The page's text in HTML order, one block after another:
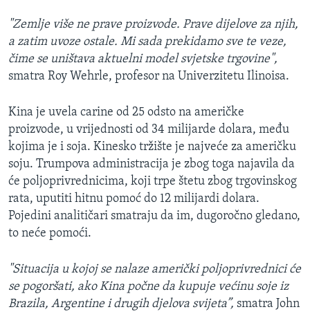
"Zemlje više ne prave proizvode. Prave dijelove za njih,
a zatim uvoze ostale. Mi sada prekidamo sve te veze,
čime se uništava aktuelni model svjetske trgovine",
smatra Roy Wehrle, profesor na Univerzitetu Ilinoisa.
Kina je uvela carine od 25 odsto na američke
proizvode, u vrijednosti od 34 milijarde dolara, među
kojima je i soja. Kinesko tržište je najveće za američku
soju. Trumpova administracija je zbog toga najavila da
će poljoprivrednicima, koji trpe štetu zbog trgovinskog
rata, uputiti hitnu pomoć do 12 milijardi dolara.
Pojedini analitičari smatraju da im, dugoročno gledano,
to neće pomoći.
"Situacija u kojoj se nalaze američki poljoprivrednici će
se pogoršati, ako Kina počne da kupuje većinu soje iz
Brazila, Argentine i drugih djelova svijeta”, smatra John